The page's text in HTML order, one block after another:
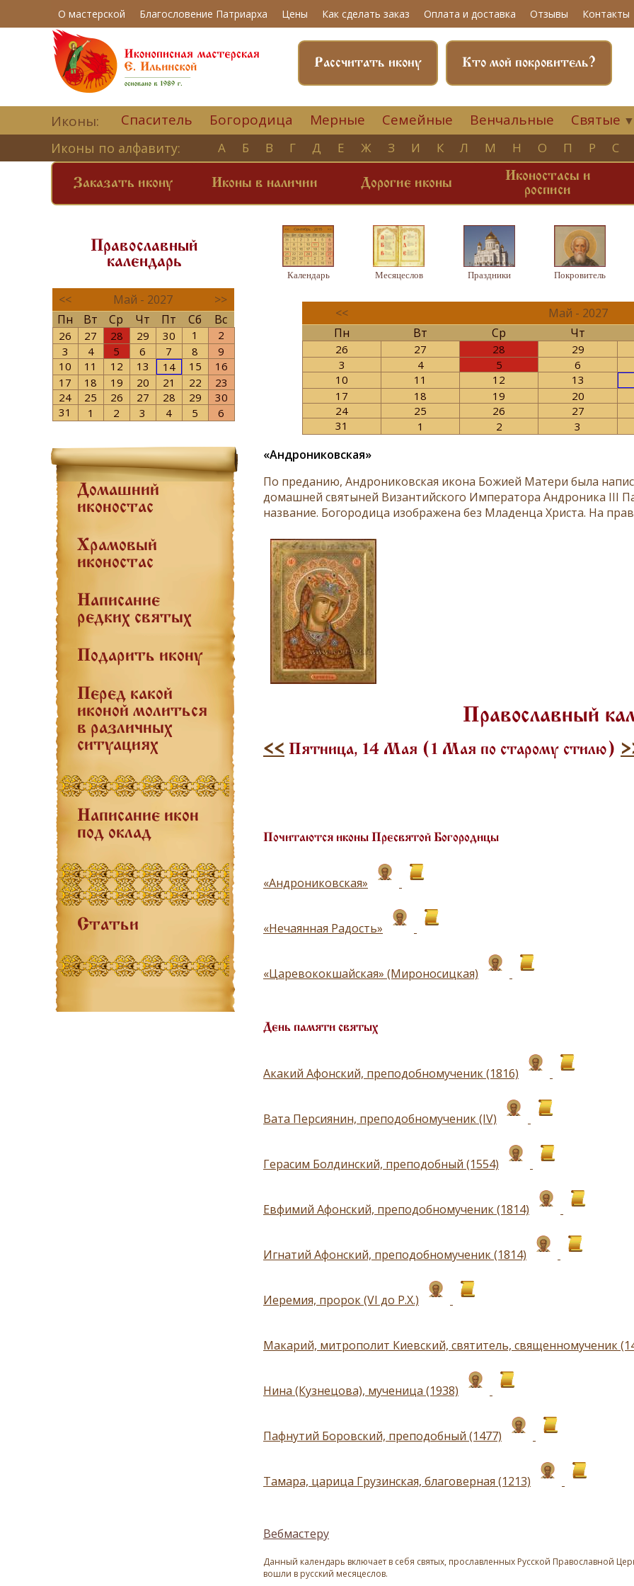
О мастерской Благословение Патриарха Цены Как сделать заказ Оплата и доставка Отзывы Контакты
Кто мой покровитель?
Рассчитать икону
Иконы: Спаситель Богородица Мерные Семейные Венчальные Святые ▼
Иконы по алфавиту: А Б В Г Д Е Ж З И К Л М Н О П Р С
Заказать икону Иконы в наличии Дорогие иконы
Иконостасы и
росписи
Православный
календарь
<< Май - 2027
>>
Пн
Вт Ср Чт Пт Сб Вс
26 27 28 29 30 1
2
3
4 5 6 7 8
9
10
11 12 13 14 15
16
17
18 19 20 21 22
23
24
25 26 27 28 29
30
31
1 2 3 4 5 6
Домашний
иконостас
Храмовый
иконостас
Написание
редких святых
Подарить икону
Перед какой
иконой молиться
в различных
ситуациях
Написание икон
под оклад
Статьи
Календарь Месяцеслов Праздники Покровитель
<< Май - 2027
Пн
Вт Ср Чт
26 27 28 29
3
4 5 6
10
11 12 13
17
18 19 20
24
25 26 27
31
1 2 3
«Андрониковская»
По преданию, Андрониковская икона Божией Матери была
домашней святыней Византийского Императора Андроника III
название. Богородица изображена без Младенца Христа. На
Православный
<< Пятница, 14 Мая (1 Мая по старому стилю)
Почитаются иконы Пресвятой Богородицы
«Андрониковская»
«Нечаянная Радость»
«Царевококшайская» (Мироносицкая)
День памяти святых
Акакий Афонский, преподобномученик (1816)
Вата Персиянин, преподобномученик (IV)
Герасим Болдинский, преподобный (1554)
Евфимий Афонский, преподобномученик (1814)
Игнатий Афонский, преподобномученик (1814)
Иеремия, пророк (VI до Р.Х.)
Макарий, митрополит Киевский, святитель, священномученик
Нина (Кузнецова), мученица (1938)
Пафнутий Боровский, преподобный (1477)
Тамара, царица Грузинская, благоверная (1213)
Вебмастеру
Данный календарь включает в себя святых, прославленных Русской Православной
вошли в русский месяцеслов.